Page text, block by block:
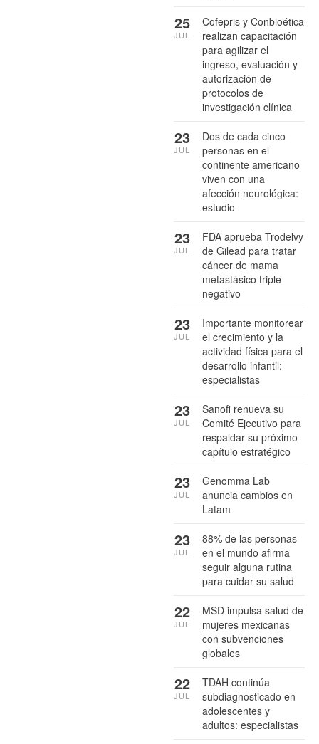
Cofepris y Conbioética
realizan capacitación
para agilizar el
ingreso, evaluación y
autorización de
protocolos de
investigación clínica
25
JUL
Dos de cada cinco
personas en el
continente americano
viven con una
afección neurológica:
estudio
23
JUL
FDA aprueba Trodelvy
de Gilead para tratar
cáncer de mama
metastásico triple
negativo
23
JUL
Importante monitorear
el crecimiento y la
actividad física para el
desarrollo infantil:
especialistas
23
JUL
Sanofi renueva su
Comité Ejecutivo para
respaldar su próximo
capítulo estratégico
23
JUL
Genomma Lab
anuncia cambios en
Latam
23
JUL
88% de las personas
en el mundo afirma
seguir alguna rutina
para cuidar su salud
23
JUL
MSD impulsa salud de
mujeres mexicanas
con subvenciones
globales
22
JUL
TDAH continúa
subdiagnosticado en
adolescentes y
adultos: especialistas
22
JUL